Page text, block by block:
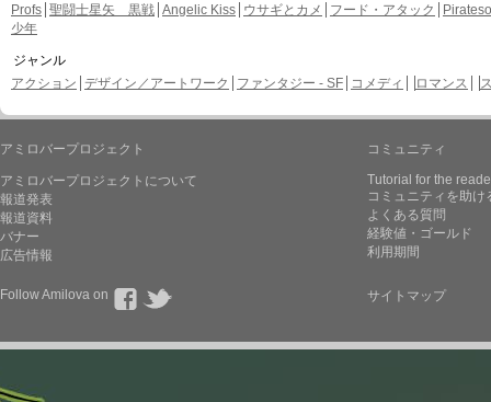
Profs 聖闘士星矢 黒戦 Angelic Kiss ウサギとカメ フード・アタック
少年
ジャンル
アクション デザイン／アートワーク ファンタジー - SF コメディ ロマンス
アミロバープロジェクト
アミロバープロジェクトについて
報道発表
報道資料
バナー
広告情報
コミュニティ
Tutorial for the
コミュニティを助け
よくある質問
経験値・ゴールド
利用期間
Follow Amilova on サイトマップ